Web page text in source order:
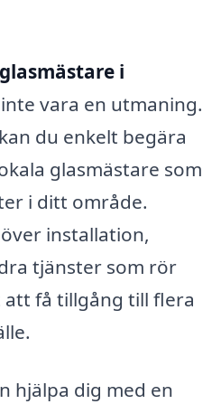
glasmästare i
vara en utmaning.
du enkelt begära
glasmästare som
i ditt område.
installation,
tjänster som rör
få tillgång till flera
hjälpa dig med en